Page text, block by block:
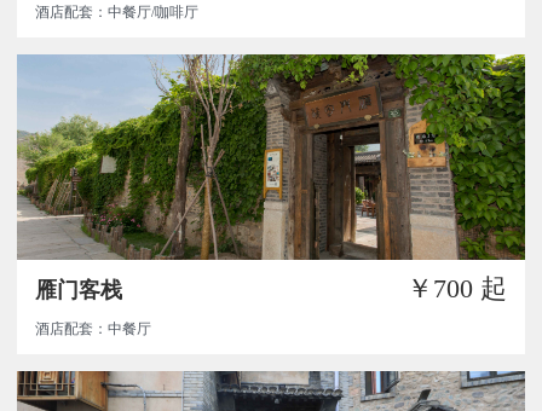
酒店配套：中餐厅/咖啡厅
雁门客栈 ￥700 起
酒店配套：中餐厅